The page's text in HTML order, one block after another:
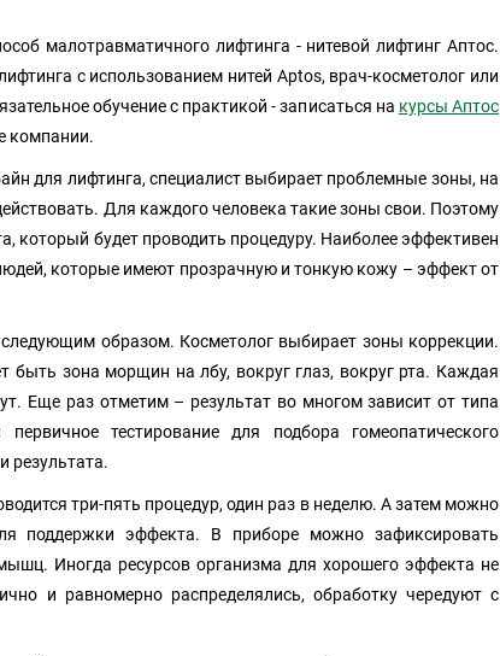
малотравматичного лифтинга - нитевой лифтинг Аптос.
с использованием нитей Aptos, врач-косметолог или
обучение с практикой - записаться на курсы Аптос
компании.
для лифтинга, специалист выбирает проблемные зоны, на
Для каждого человека такие зоны свои. Поэтому
который будет проводить процедуру. Наиболее эффективен
которые имеют прозрачную и тонкую кожу – эффект от
образом. Косметолог выбирает зоны коррекции.
зона морщин на лбу, вокруг глаз, вокруг рта. Каждая
Еще раз отметим – результат во многом зависит от типа
тестирование для подбора гомеопатического
результата.
три-пять процедур, один раз в неделю. А затем можно
поддержки эффекта. В приборе можно зафиксировать
Иногда ресурсов организма для хорошего эффекта не
и равномерно распределялись, обработку чередуют с